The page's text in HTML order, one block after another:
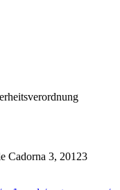
Cadorna 3, 20123